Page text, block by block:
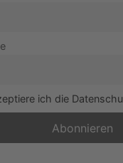
ich die